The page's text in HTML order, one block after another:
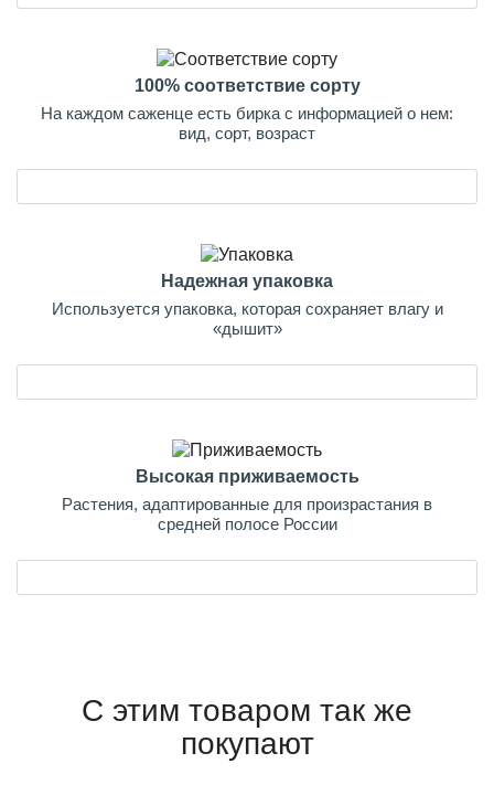
100% соответствие сорту
На каждом саженце есть бирка с информацией о нем:
вид, сорт, возраст
Надежная упаковка
Используется упаковка, которая сохраняет влагу и
«дышит»
Высокая приживаемость
Растения, адаптированные для произрастания в
средней полосе России
С этим товаром так же
покупают